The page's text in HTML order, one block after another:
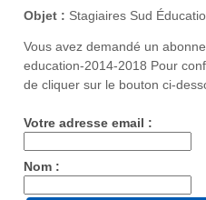
Objet : Stagiaires Sud
Vous avez demandé un
education-2014-2018 Pour
de cliquer sur le bouton ci-
Votre adresse email :
Nom :